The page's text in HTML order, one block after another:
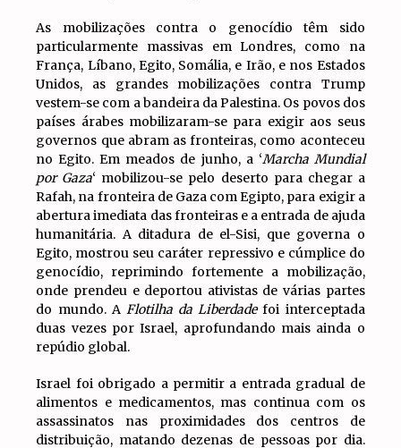
As mobilizações contra o genocídio têm sido
particularmente massivas em Londres, como na
França, Líbano, Egito, Somália, e Irão, e nos Estados
Unidos, as grandes mobilizações contra Trump
vestem-se com a bandeira da Palestina. Os povos dos
países árabes mobilizaram-se para exigir aos seus
governos que abram as fronteiras, como aconteceu
no Egito. Em meados de junho, a ‘Marcha Mundial
por Gaza‘ mobilizou-se pelo deserto para chegar a
Rafah, na fronteira de Gaza com Egipto, para exigir a
abertura imediata das fronteiras e a entrada de ajuda
humanitária. A ditadura de el-Sisi, que governa o
Egito, mostrou seu caráter repressivo e cúmplice do
genocídio, reprimindo fortemente a mobilização,
onde prendeu e deportou ativistas de várias partes
do mundo. A Flotilha da Liberdadefoi interceptada
duas vezes por Israel, aprofundando mais ainda o
repúdio global.
Israel foi obrigado a permitir a entrada gradual de
alimentos e medicamentos, mas continua com os
assassinatos nas proximidades dos centros de
distribuição, matando dezenas de pessoas por dia.